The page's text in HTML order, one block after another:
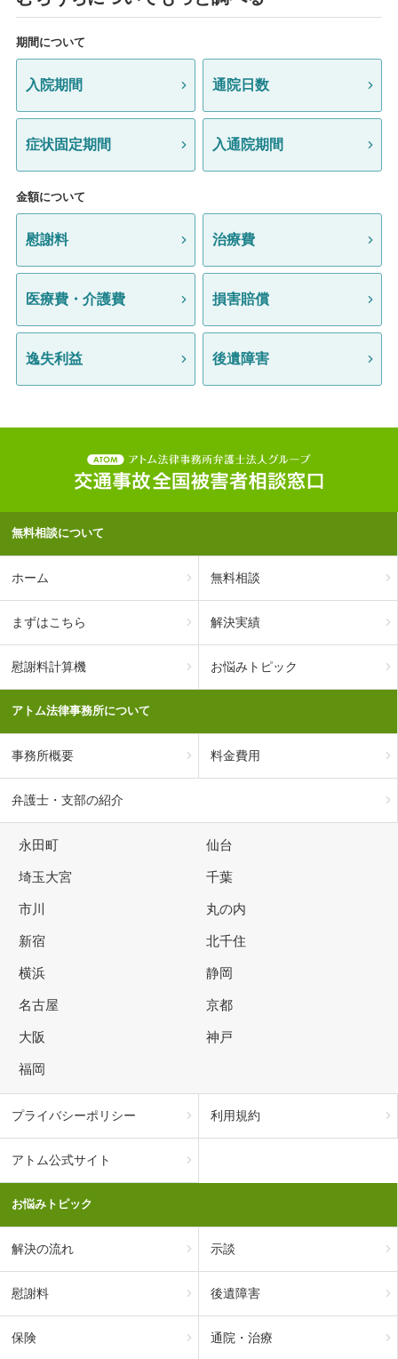
期間について
入院期間 通院日数
症状固定期間 入通院期間
金額について
慰謝料 治療費
医療費・介護費 損害賠償
逸失利益 後遺障害
無料相談について
ホーム 無料相談
まずはこちら 解決実績
慰謝料計算機 お悩みトピック
アトム法律事務所について
事務所概要 料金費用
弁護士・支部の紹介
永田町 仙台
埼玉大宮 千葉
市川 丸の内
新宿 北千住
横浜 静岡
名古屋 京都
大阪 神戸
福岡
プライバシーポリシー 利用規約
アトム公式サイト
お悩みトピック
解決の流れ 示談
慰謝料 後遺障害
保険 通院・治療